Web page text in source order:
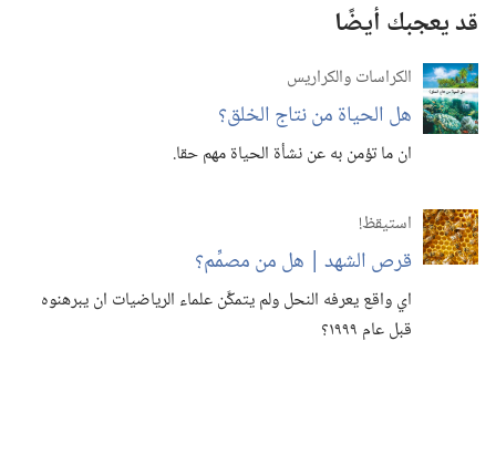
قد يعجبك أيضًا
الكراسات والكراريس
هل الحياة من نتاج الخلق؟‏
ان ما تؤمن به عن نشأة الحياة مهم حقا.‏
استيقظ‏!‏
قرص الشهد | هل من مصمِّم؟‏
اي واقع يعرفه النحل ولم يتمكَّن علماء الرياضيات ان يبرهنوه
قبل عام ١٩٩٩؟‏